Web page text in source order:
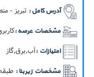
آدرس کامل : تبریز -
مشخصات عرصه :
امتیازات :آب,برق,گاز
مشخصات زیربنا :